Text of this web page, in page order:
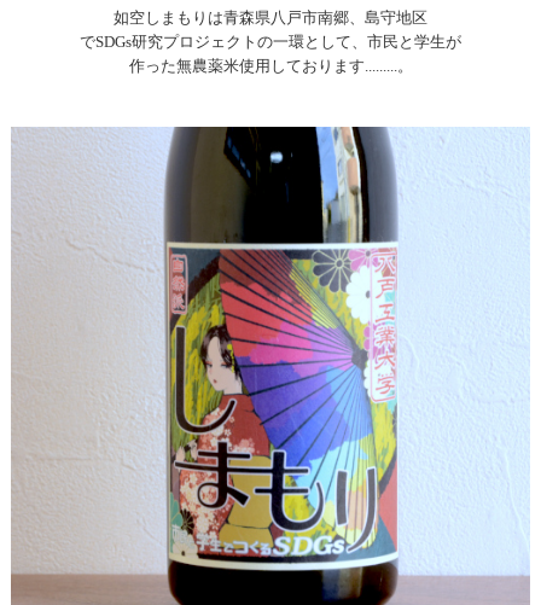
如空しまもりは青森県八戸市南郷、島守地区
でSDGs研究プロジェクトの一環として、市民と学生が
作った無農薬米使用しております.........。